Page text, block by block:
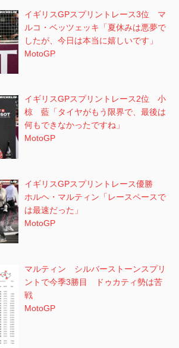
イギリスGPスプリントレース3位 マ
ルコ・ベッツェッキ「夏休みは悪夢で
したが、今日は本当に嬉しいです」
MotoGP
イギリスGPスプリントレース2位 小
椋 藍「タイヤがもう限界で、最後は
何もできなかったですね」
MotoGP
イギリスGPスプリントレース優勝
ホルヘ・マルティン「レースペースで
は最速だった」
MotoGP
マルティン シルバーストーンスプリ
ントで今季3勝目 ドゥカティ勢は苦
戦
MotoGP